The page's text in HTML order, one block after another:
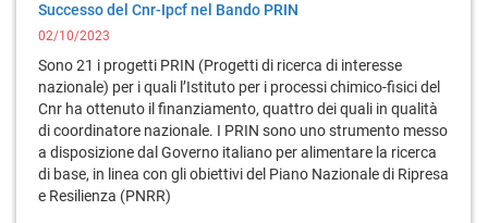
Successo del Cnr-Ipcf nel Bando PRIN
02/10/2023
Sono 21 i progetti PRIN (Progetti di ricerca di interesse
nazionale) per i quali l’Istituto per i processi chimico-fisici del
Cnr ha ottenuto il finanziamento, quattro dei quali in qualità
di coordinatore nazionale. I PRIN sono uno strumento messo
a disposizione dal Governo italiano per alimentare la ricerca
di base, in linea con gli obiettivi del Piano Nazionale di Ripresa
e Resilienza (PNRR)